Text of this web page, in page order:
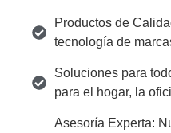
Productos de
tecnología de
Soluciones para
para el hogar, la
Asesoría Experta: